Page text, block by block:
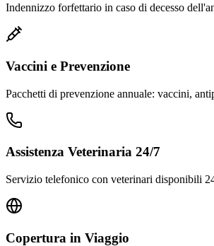
Indennizzo forfettario in caso di decesso
Vaccini e Prevenzione
Pacchetti di prevenzione annuale: vaccini,
Assistenza Veterinaria 24/7
Servizio telefonico con veterinari disponibili
Copertura in Viaggio